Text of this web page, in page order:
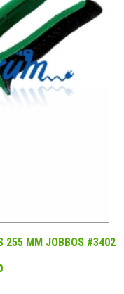
255 MM JOBBOS #3402